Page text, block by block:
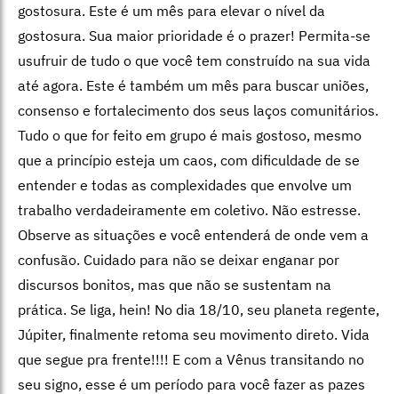
gostosura. Este é um mês para elevar o nível da
gostosura. Sua maior prioridade é o prazer! Permita-se
usufruir de tudo o que você tem construído na sua vida
até agora. Este é também um mês para buscar uniões,
consenso e fortalecimento dos seus laços comunitários.
Tudo o que for feito em grupo é mais gostoso, mesmo
que a princípio esteja um caos, com dificuldade de se
entender e todas as complexidades que envolve um
trabalho verdadeiramente em coletivo. Não estresse.
Observe as situações e você entenderá de onde vem a
confusão. Cuidado para não se deixar enganar por
discursos bonitos, mas que não se sustentam na
prática. Se liga, hein! No dia 18/10, seu planeta regente,
Júpiter, finalmente retoma seu movimento direto. Vida
que segue pra frente!!!! E com a Vênus transitando no
seu signo, esse é um período para você fazer as pazes